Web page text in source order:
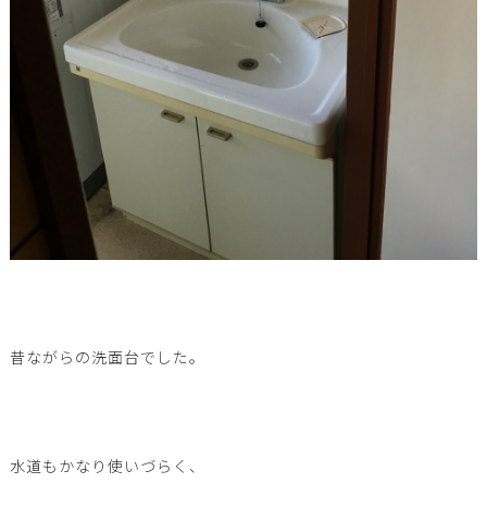
昔ながらの洗面台でした。
水道もかなり使いづらく、